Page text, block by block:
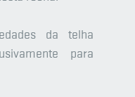
da telha
para